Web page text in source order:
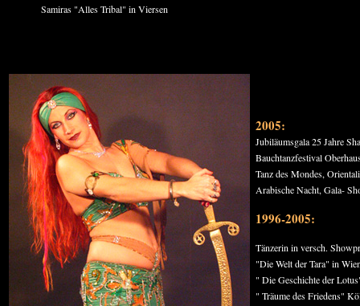
Samiras "Alles Tribal" in Viersen
2005:
Jubiläumsgala 25 Jahre
Bauchtanzfestival
Tanz des Mondes,
Arabische Nacht, Gala-
1996-2005:
Tänzerin in versch.
"Die Welt der Tara" in
" Die Geschichte der
" Träume des Friedens"